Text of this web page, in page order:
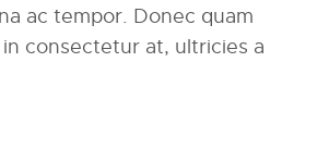
ac tempor. Donec quam
consectetur at, ultricies a